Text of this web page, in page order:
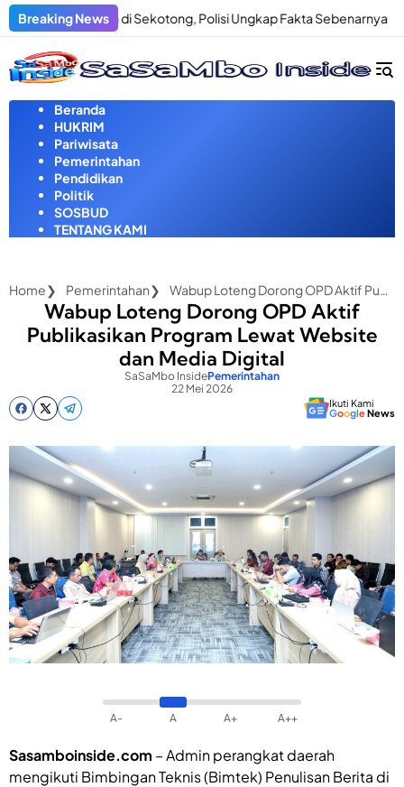
Langsung
ke
Breaking News
di Sekotong, Polisi Ungkap Fakta Sebenarnya Pria
Beranda
HUKRIM
Pariwisata
Pemerintahan
Pendidikan
Politik
SOSBUD
TENTANG KAMI
Home Pemerintahan Wabup Loteng Dorong OPD Aktif Publikasikan Program Lewat Website dan Media Digital
Wabup Loteng Dorong OPD Aktif
Publikasikan Program Lewat Website
dan Media Digital
SaSaMbo InsidePemerintahan
22 Mei 2026
Ikuti Kami
GoogleNews
A- A A+ A++
Sasamboinside.com – Admin perangkat daerah
mengikuti Bimbingan Teknis (Bimtek) Penulisan Berita di